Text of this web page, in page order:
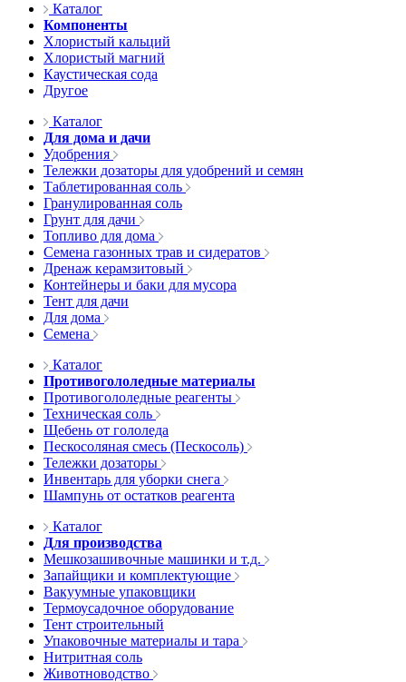
Каталог
Компоненты
Хлористый кальций
Хлористый магний
Каустическая сода
Другое
Каталог
Для дома и дачи
Удобрения
Тележки дозаторы для удобрений и семян
Таблетированная соль
Гранулированная соль
Грунт для дачи
Топливо для дома
Семена газонных трав и сидератов
Дренаж керамзитовый
Контейнеры и баки для мусора
Тент для дачи
Для дома
Семена
Каталог
Противогололедные материалы
Противогололедные реагенты
Техническая соль
Щебень от гололеда
Пескосоляная смесь (Пескосоль)
Тележки дозаторы
Инвентарь для уборки снега
Шампунь от остатков реагента
Каталог
Для производства
Мешкозашивочные машинки и т.д.
Запайщики и комплектующие
Вакуумные упаковщики
Термоусадочное оборудование
Тент строительный
Упаковочные материалы и тара
Нитритная соль
Животноводство